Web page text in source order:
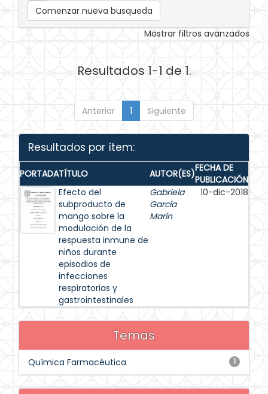
Comenzar nueva busqueda
Mostrar filtros avanzados
Resultados 1-1 de 1.
Anterior 1 Siguiente
Resultados por ítem:
PORTADATÍTULO AUTOR(ES)FECHA DE
PUBLICACIÓN
Efecto del
subproducto de
mango sobre la
modulación de la
respuesta inmune de
niños durante
episodios de
infecciones
respiratorias y
gastrointestinales
Gabriela
García
Marín
10-dic-2018
Temas
1
Química Farmacéutica